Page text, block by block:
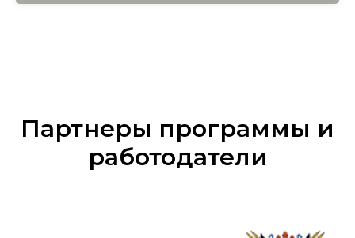
Партнеры программы и
работодатели